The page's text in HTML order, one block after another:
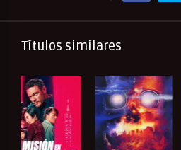
Títulos similares